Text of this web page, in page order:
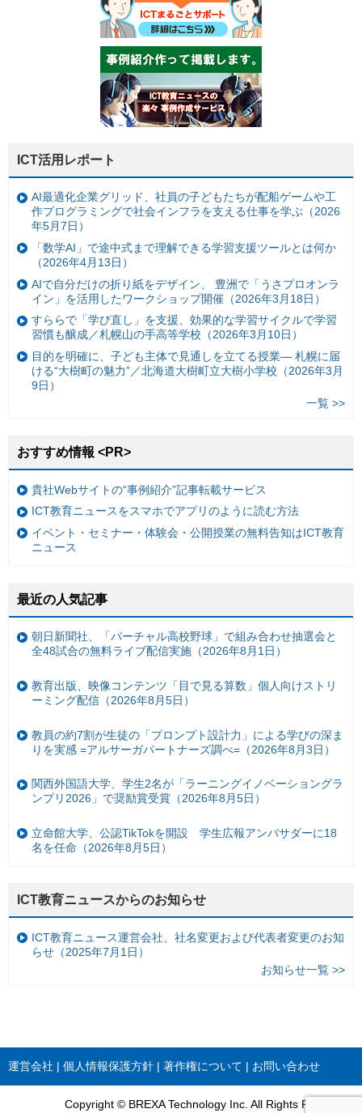
ICT活用レポート
AI最適化企業グリッド、社員の子どもたちが配船ゲームや工
作プログラミングで社会インフラを支える仕事を学ぶ（2026
年5月7日）
「数学AI」で途中式まで理解できる学習支援ツールとは何か
（2026年4月13日）
AIで自分だけの折り紙をデザイン、 豊洲で「うさプロオンラ
イン」を活用したワークショップ開催（2026年3月18日）
すららで「学び直し」を支援、効果的な学習サイクルで学習
習慣も醸成／札幌山の手高等学校（2026年3月10日）
目的を明確に、子ども主体で見通しを立てる授業— 札幌に届
ける“大樹町の魅力”／北海道大樹町立大樹小学校（2026年3月
9日）
一覧 >>
おすすめ情報 <PR>
貴社Webサイトの“事例紹介”記事転載サービス
ICT教育ニュースをスマホでアプリのように読む方法
イベント・セミナー・体験会・公開授業の無料告知はICT教育
ニュース
最近の人気記事
朝日新聞社、「バーチャル高校野球」で組み合わせ抽選会と
全48試合の無料ライブ配信実施（2026年8月1日）
教育出版、映像コンテンツ「目で見る算数」個人向けストリ
ーミング配信（2026年8月5日）
教員の約7割が生徒の「プロンプト設計力」による学びの深ま
りを実感 =アルサーガパートナーズ調べ=（2026年8月3日）
関西外国語大学、学生2名が「ラーニングイノベーショングラ
ンプリ2026」で奨励賞受賞（2026年8月5日）
立命館大学、公認TikTokを開設 学生広報アンバサダーに18
名を任命（2026年8月5日）
ICT教育ニュースからのお知らせ
ICT教育ニュース運営会社、社名変更および代表者変更のお知
らせ（2025年7月1日）
お知らせ一覧 >>
運営会社 個人情報保護方針 著作権について お問い合わせ
Copyright © BREXA Technology Inc. All Rights Reserved.